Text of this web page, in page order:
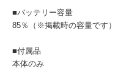
■バッテリー容量
85％（※掲載時の容量です）
■付属品
本体のみ